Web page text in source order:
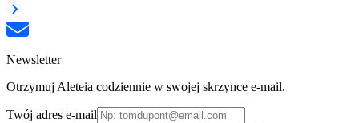
Newsletter
Otrzymuj Aleteia codziennie w swojej skrzynce e-mail.
Twój adres e-mail